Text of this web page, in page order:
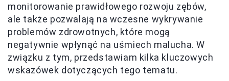
monitorowanie prawidłowego rozwoju zębów,
ale także pozwalają na wczesne wykrywanie
problemów zdrowotnych, które mogą
negatywnie wpłynąć na uśmiech malucha. W
związku z tym, przedstawiam kilka kluczowych
wskazówek dotyczących tego tematu.